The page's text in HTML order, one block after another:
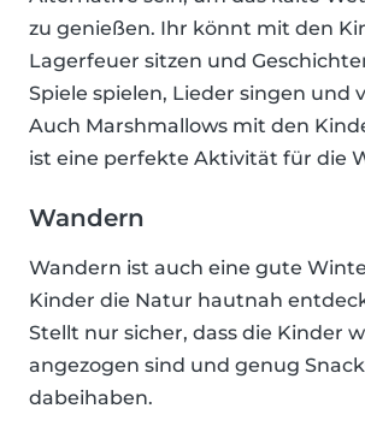
zu genießen. Ihr könnt mit den
Lagerfeuer sitzen und
Spiele spielen, Lieder singen und
Auch Marshmallows mit den
ist eine perfekte Aktivität für die
Wandern
Wandern ist auch eine gute
Kinder die Natur hautnah
Stellt nur sicher, dass die Kinder
angezogen sind und genug
dabeihaben.